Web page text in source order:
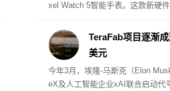
xel Watch 5智能手表。这款新硬
Moto Tag 2等主流蓝牙追踪器展
TeraFab项目逐渐
美元
今年3月，埃隆-马斯克（Elon
eX及人工智能企业xAI联合启动代